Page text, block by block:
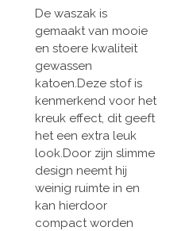
De waszak is
gemaakt van mooie
en stoere kwaliteit
gewassen
katoen.Deze stof is
kenmerkend voor het
kreuk effect, dit geeft
het een extra leuk
look.Door zijn slimme
design neemt hij
weinig ruimte in en
kan hierdoor
compact worden